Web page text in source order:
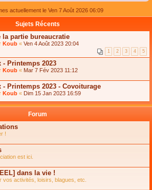
actuellement le Ven 7 Août 2026 06:09
Sujets Récents
la partie bureaucratie
Koub « Ven 4 Août 2023 20:04
1 2 3 4 5
- Printemps 2023
Koub « Mar 7 Fév 2023 11:12
- Printemps 2023 - Covoiturage
Koub « Dim 15 Jan 2023 16:59
Forum
!
est ici.
dans la vie !
vos activités, loisirs, blagues, etc.